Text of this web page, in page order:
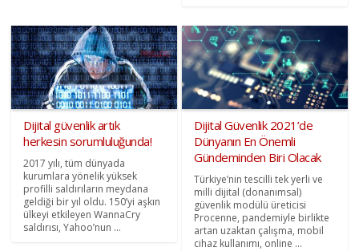
Dijital güvenlik artık
herkesin sorumluluğunda!
2017 yılı, tüm dünyada
kurumlara yönelik yüksek
profilli saldırıların meydana
geldiği bir yıl oldu. 150’yi aşkın
ülkeyi etkileyen WannaCry
saldırısı, Yahoo’nun ...
Dijital Güvenlik 2021’de
Dünyanın En Önemli
Gündeminden Biri Olacak
Türkiye’nin tescilli tek yerli ve
milli dijital (donanımsal)
güvenlik modülü üreticisi
Procenne, pandemiyle birlikte
artan uzaktan çalışma, mobil
cihaz kullanımı, online ...